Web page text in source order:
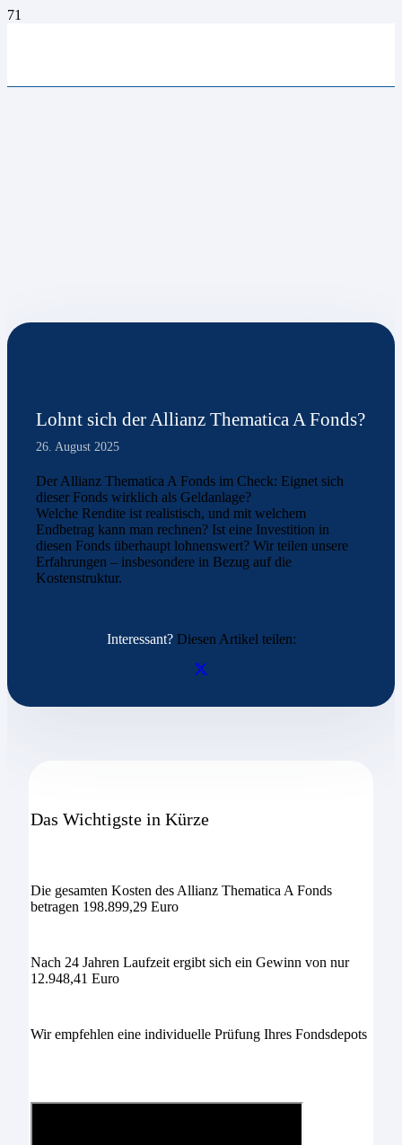
Lohnt sich der Allianz Thematica A Fonds?
26. August 2025
Der Allianz Thematica A Fonds im Check: Eignet sich
dieser Fonds wirklich als Geldanlage?
Welche Rendite ist realistisch, und mit welchem
Endbetrag kann man rechnen? Ist eine Investition in
diesen Fonds überhaupt lohnenswert? Wir teilen unsere
Erfahrungen – insbesondere in Bezug auf die
Kostenstruktur.
Interessant?Diesen Artikel teilen:
Das Wichtigste in Kürze
Die gesamten Kosten des Allianz Thematica A Fonds
betragen 198.899,29 Euro
Nach 24 Jahren Laufzeit ergibt sich ein Gewinn von nur
12.948,41 Euro
Wir empfehlen eine individuelle Prüfung Ihres Fondsdepots